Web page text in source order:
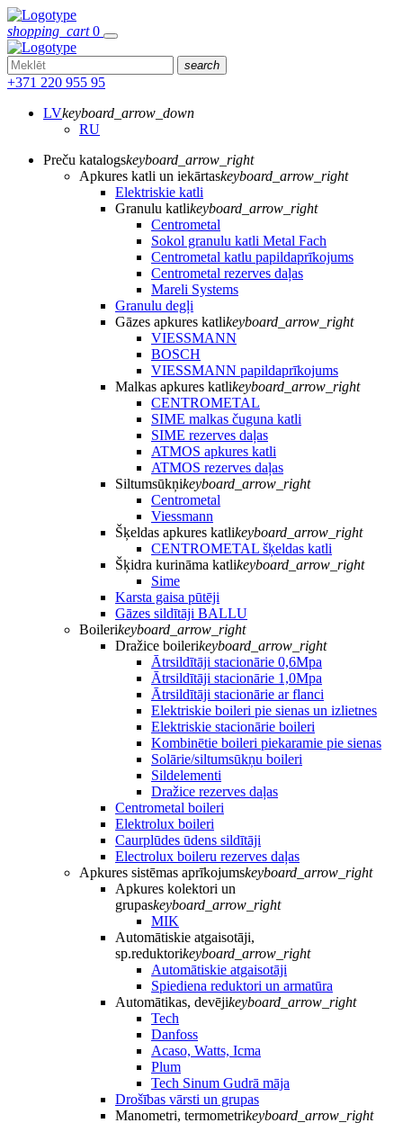
shopping_cart 0
search
+371 220 955 95
LVkeyboard_arrow_down
RU
Preču katalogskeyboard_arrow_right
Apkures katli un iekārtaskeyboard_arrow_right
Elektriskie katli
Granulu katlikeyboard_arrow_right
Centrometal
Sokol granulu katli Metal Fach
Centrometal katlu papildaprīkojums
Centrometal rezerves daļas
Mareli Systems
Granulu degļi
Gāzes apkures katlikeyboard_arrow_right
VIESSMANN
BOSCH
VIESSMANN papildaprīkojums
Malkas apkures katlikeyboard_arrow_right
CENTROMETAL
SIME malkas čuguna katli
SIME rezerves daļas
ATMOS apkures katli
ATMOS rezerves daļas
Siltumsūkņikeyboard_arrow_right
Centrometal
Viessmann
Šķeldas apkures katlikeyboard_arrow_right
CENTROMETAL šķeldas katli
Šķidra kurināma katlikeyboard_arrow_right
Sime
Karsta gaisa pūtēji
Gāzes sildītāji BALLU
Boilerikeyboard_arrow_right
Dražice boilerikeyboard_arrow_right
Ātrsildītāji stacionārie 0,6Mpa
Ātrsildītāji stacionārie 1,0Mpa
Ātrsildītāji stacionārie ar flanci
Elektriskie boileri pie sienas un izlietnes
Elektriskie stacionārie boileri
Kombinētie boileri piekaramie pie sienas
Solārie/siltumsūkņu boileri
Sildelementi
Dražice rezerves daļas
Centrometal boileri
Elektrolux boileri
Caurplūdes ūdens sildītāji
Electrolux boileru rezerves daļas
Apkures sistēmas aprīkojumskeyboard_arrow_right
Apkures kolektori un
grupaskeyboard_arrow_right
MIK
Automātiskie atgaisotāji,
sp.reduktorikeyboard_arrow_right
Automātiskie atgaisotāji
Spiediena reduktori un armatūra
Automātikas, devējikeyboard_arrow_right
Tech
Danfoss
Acaso, Watts, Icma
Plum
Tech Sinum Gudrā māja
Drošības vārsti un grupas
Manometri, termometrikeyboard_arrow_right